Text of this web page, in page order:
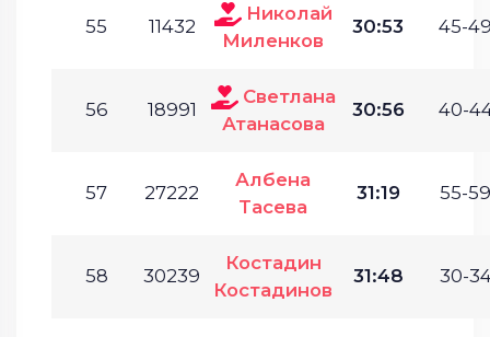
55 11432
Николай
Миленков
30:53 45-
56 18991
Светлана
Атанасова
30:56 40-
57 27222
Албена
Тасева
31:19 55-
58 30239
Костадин
Костадинов
31:48 30-